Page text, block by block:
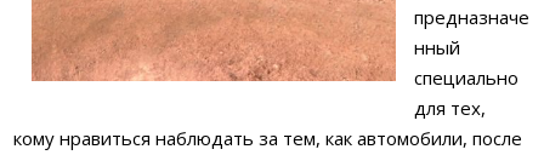
предназначе
нный
специально
для тех,
кому нравиться наблюдать за тем, как автомобили, после